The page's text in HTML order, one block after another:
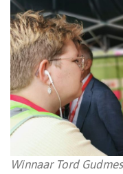
Winnaar Tord